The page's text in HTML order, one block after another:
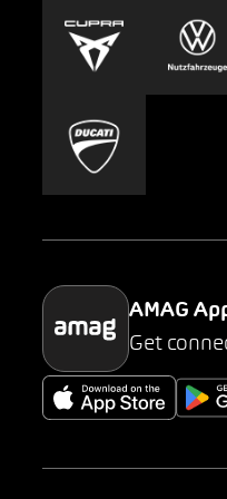
Europcar
Carsharing
Mobility-as-a-Service
Parking
Presse
AMAG
Get